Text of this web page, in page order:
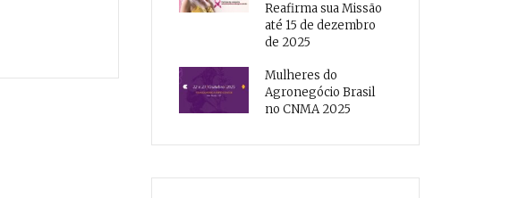
Reafirma sua Missão
até 15 de dezembro
de 2025
Mulheres do
Agronegócio Brasil
no CNMA 2025